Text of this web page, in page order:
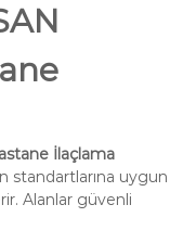
İlaçlama
standartlarına uygun
Alanlar güvenli